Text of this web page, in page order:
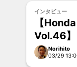
インタビュー
【
Vol.46】 コミュニティプロデュー
サー 高
Norihito
03/29